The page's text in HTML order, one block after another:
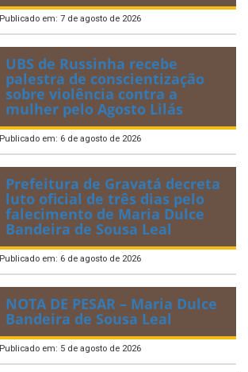
Publicado em: 7 de agosto de 2026
UBS de Russinha recebe
palestra de conscientização
sobre violência contra a
mulher pelo Agosto Lilás
Publicado em: 6 de agosto de 2026
Prefeitura de Gravatá decreta
luto oficial de três dias pelo
falecimento de Maria Dulce
Bandeira de Sousa Leal
Publicado em: 6 de agosto de 2026
NOTA DE PESAR – Maria Dulce
Bandeira de Sousa Leal
Publicado em: 5 de agosto de 2026